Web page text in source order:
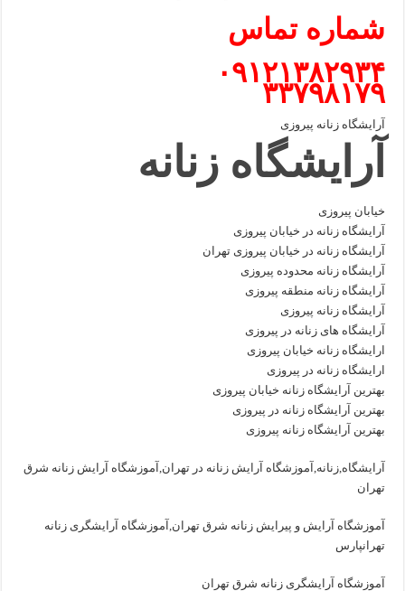
شماره تماس
۰۹۱۲۱۳۸۲۹۳۴
۳۳۷۹۸۱۷۹
آرایشگاه زنانه پیروزی
آرایشگاه زنانه
خیابان پیروزی
آرایشگاه زنانه در خیابان پیروزی
آرایشگاه زنانه در خیابان پیروزی تهران
آرایشگاه زنانه محدوده پیروزی
آرایشگاه زنانه منطقه پیروزی
آرایشگاه زنانه پیروزی
آرایشگاه های زنانه در پیروزی
ارایشگاه زنانه خیابان پیروزی
ارایشگاه زنانه در پیروزی
بهترین آرایشگاه زنانه خیابان پیروزی
بهترین آرایشگاه زنانه در پیروزی
بهترین آرایشگاه زنانه پیروزی
آرایشگاه,زنانه,آموزشگاه آرایش زنانه در تهران,آموزشگاه آرایش زنانه شرق
تهران
آموزشگاه آرایش و پیرایش زنانه شرق تهران,آموزشگاه آرایشگری زنانه
تهرانپارس
آموزشگاه آرایشگری زنانه شرق تهران